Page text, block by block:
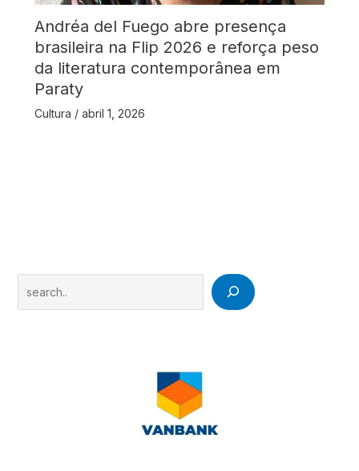
Andréa del Fuego abre presença
brasileira na Flip 2026 e reforça peso
da literatura contemporânea em
Paraty
Cultura / abril 1, 2026